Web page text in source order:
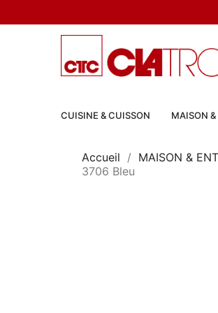
CUISINE & CUISSON MAISON &
Accueil MAISON &
3706 Bleu